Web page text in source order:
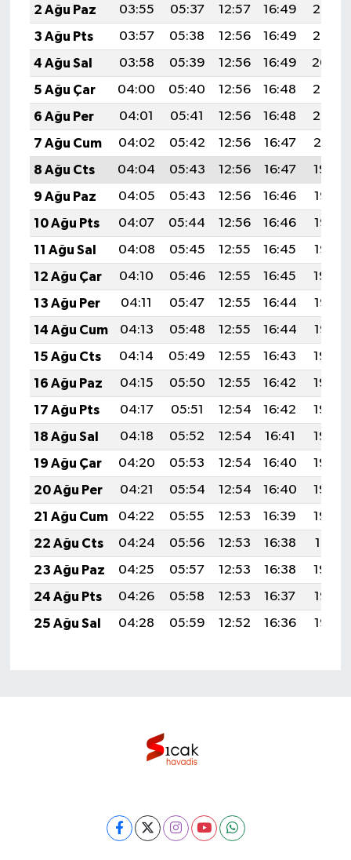
2 Ağu Paz
03:55 05:37 12:57 16:49
20:06
3 Ağu Pts
03:57 05:38 12:56 16:49
20:05
4 Ağu Sal
03:58 05:39 12:56 16:49
20:04
5 Ağu Çar
04:00 05:40 12:56 16:48
20:03
6 Ağu Per
04:01 05:41 12:56 16:48
20:02
7 Ağu Cum
04:02 05:42 12:56 16:47
20:01
8 Ağu Cts
04:04 05:43 12:56 16:47
19:59
9 Ağu Paz
04:05 05:43 12:56 16:46
19:58
10 Ağu Pts
04:07 05:44 12:56 16:46
19:57
11 Ağu Sal
04:08 05:45 12:55 16:45
19:56
12 Ağu Çar
04:10 05:46 12:55 16:45
19:54
13 Ağu Per
04:11 05:47 12:55 16:44
19:53
14 Ağu Cum
04:13 05:48 12:55 16:44
19:52
15 Ağu Cts
04:14 05:49 12:55 16:43
19:50
16 Ağu Paz
04:15 05:50 12:55 16:42
19:49
17 Ağu Pts
04:17 05:51 12:54 16:42
19:48
18 Ağu Sal
04:18 05:52 12:54 16:41
19:46
19 Ağu Çar
04:20 05:53 12:54 16:40
19:45
20 Ağu Per
04:21 05:54 12:54 16:40
19:43
21 Ağu Cum
04:22 05:55 12:53 16:39
19:42
22 Ağu Cts
04:24 05:56 12:53 16:38
19:41
23 Ağu Paz
04:25 05:57 12:53 16:38
19:39
24 Ağu Pts
04:26 05:58 12:53 16:37
19:38
25 Ağu Sal
04:28 05:59 12:52 16:36 19:36